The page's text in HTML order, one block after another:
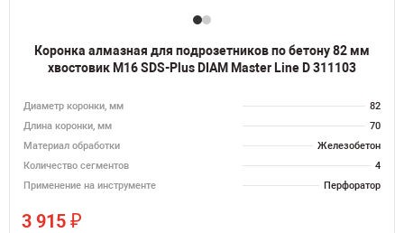
Коронка алмазная для подрозетников по бетону 82 мм
хвостовик M16 SDS-Plus DIAM Master Line D 311103
Диаметр коронки, мм
82
Длина коронки, мм
70
Материал обработки
Железобетон
Количество сегментов
4
Применение на инструменте
Перфоратор
3 915 ₽